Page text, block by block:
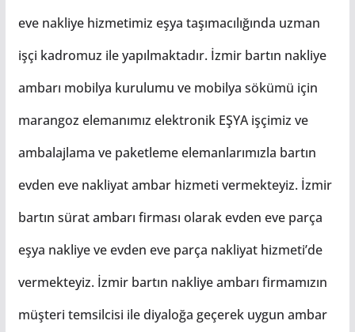
eve nakliye hizmetimiz eşya taşımacılığında uzman
işçi kadromuz ile yapılmaktadır. İzmir bartın nakliye
ambarı mobilya kurulumu ve mobilya sökümü için
marangoz elemanımız elektronik EŞYA işçimiz ve
ambalajlama ve paketleme elemanlarımızla bartın
evden eve nakliyat ambar hizmeti vermekteyiz. İzmir
bartın sürat ambarı firması olarak evden eve parça
eşya nakliye ve evden eve parça nakliyat hizmeti’de
vermekteyiz. İzmir bartın nakliye ambarı firmamızın
müşteri temsilcisi ile diyaloğa geçerek uygun ambar